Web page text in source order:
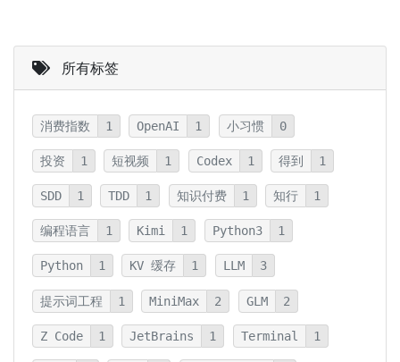
所有标签
消费指数 1 OpenAI 1 小习惯 0
投资 1 短视频 1 Codex 1 得到 1
SDD 1 TDD 1 知识付费 1 知行 1
编程语言 1 Kimi 1 Python3 1
Python 1 KV 缓存 1 LLM 3
提示词工程 1 MiniMax 2 GLM 2
Z Code 1 JetBrains 1 Terminal 1